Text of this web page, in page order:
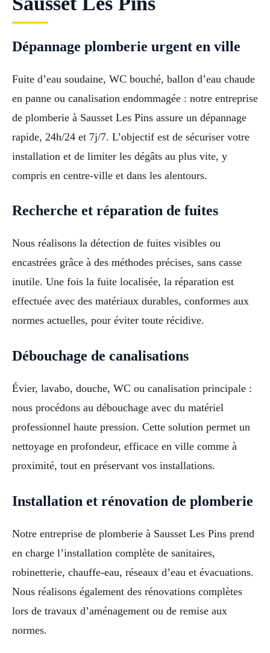
Dépannage plomberie urgent en ville
Fuite d’eau soudaine, WC bouché, ballon d’eau chaude
en panne ou canalisation endommagée : notre entreprise
de plomberie à Sausset Les Pins assure un dépannage
rapide, 24h/24 et 7j/7. L’objectif est de sécuriser votre
installation et de limiter les dégâts au plus vite, y
compris en centre-ville et dans les alentours.
Recherche et réparation de fuites
Nous réalisons la détection de fuites visibles ou
encastrées grâce à des méthodes précises, sans casse
inutile. Une fois la fuite localisée, la réparation est
effectuée avec des matériaux durables, conformes aux
normes actuelles, pour éviter toute récidive.
Débouchage de canalisations
Évier, lavabo, douche, WC ou canalisation principale :
nous procédons au débouchage avec du matériel
professionnel haute pression. Cette solution permet un
nettoyage en profondeur, efficace en ville comme à
proximité, tout en préservant vos installations.
Installation et rénovation de plomberie
Notre entreprise de plomberie à Sausset Les Pins prend
en charge l’installation complète de sanitaires,
robinetterie, chauffe-eau, réseaux d’eau et évacuations.
Nous réalisons également des rénovations complètes
lors de travaux d’aménagement ou de remise aux
normes.